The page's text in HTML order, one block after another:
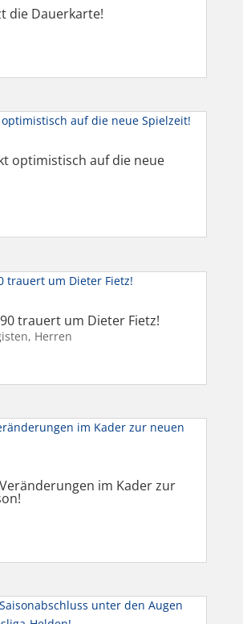
die Dauerkarte!
optimistisch auf die neue
trauert um Dieter Fietz!
, Herren
im Kader zur